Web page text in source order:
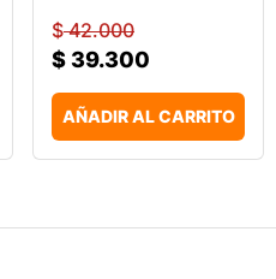
$42.000
$39.300
AÑADIR AL CARRITO